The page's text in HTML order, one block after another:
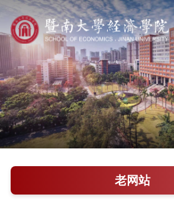
学院概况
新闻中心
师资队伍
科学研究
教学培养
老网站